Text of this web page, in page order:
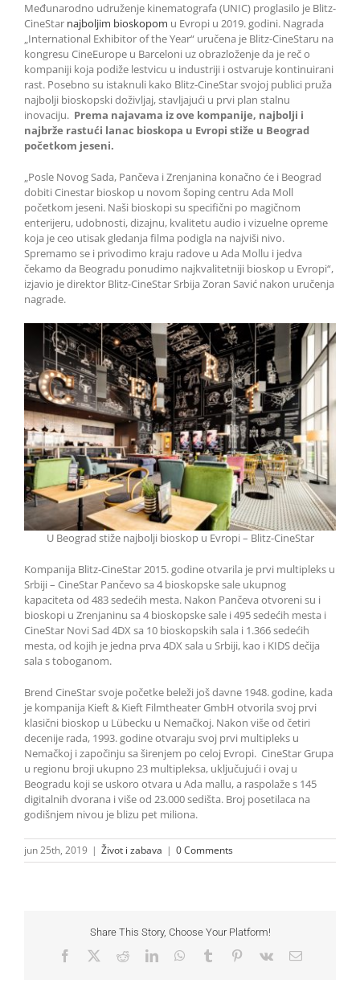
Međunarodno udruženje kinematografa (UNIC) proglasilo je Blitz-
CineStar najboljim bioskopom u Evropi u 2019. godini. Nagrada
„International Exhibitor of the Year“ uručena je Blitz-CineStaru na
kongresu CineEurope u Barceloni uz obrazloženje da je reč o
kompaniji koja podiže lestvicu u industriji i ostvaruje kontinuirani
rast. Posebno su istaknuli kako Blitz-CineStar svojoj publici pruža
najbolji bioskopski doživljaj, stavljajući u prvi plan stalnu
inovaciju. Prema najavama iz ove kompanije, najbolji i
najbrže rastući lanac bioskopa u Evropi stiže u Beograd
početkom jeseni.
„Posle Novog Sada, Pančeva i Zrenjanina konačno će i Beograd
dobiti Cinestar bioskop u novom šoping centru Ada Moll
početkom jeseni. Naši bioskopi su specifični po magičnom
enterijeru, udobnosti, dizajnu, kvalitetu audio i vizuelne opreme
koja je ceo utisak gledanja filma podigla na najviši nivo.
Spremamo se i privodimo kraju radove u Ada Mollu i jedva
čekamo da Beogradu ponudimo najkvalitetniji bioskop u Evropi“,
izjavio je direktor Blitz-CineStar Srbija Zoran Savić nakon uručenja
nagrade.
U Beograd stiže najbolji bioskop u Evropi – Blitz-CineStar
Kompanija Blitz-CineStar 2015. godine otvarila je prvi multipleks u
Srbiji – CineStar Pančevo sa 4 bioskopske sale ukupnog
kapaciteta od 483 sedećih mesta. Nakon Pančeva otvoreni su i
bioskopi u Zrenjaninu sa 4 bioskopske sale i 495 sedećih mesta i
CineStar Novi Sad 4DX sa 10 bioskopskih sala i 1.366 sedećih
mesta, od kojih je jedna prva 4DX sala u Srbiji, kao i KIDS dečija
sala s toboganom.
Brend CineStar svoje početke beleži još davne 1948. godine, kada
je kompanija Kieft & Kieft Filmtheater GmbH otvorila svoj prvi
klasični bioskop u Lübecku u Nemačkoj. Nakon više od četiri
decenije rada, 1993. godine otvaraju svoj prvi multipleks u
Nemačkoj i započinju sa širenjem po celoj Evropi. CineStar Grupa
u regionu broji ukupno 23 multipleksa, uključujući i ovaj u
Beogradu koji se uskoro otvara u Ada mallu, a raspolaže s 145
digitalnih dvorana i više od 23.000 sedišta. Broj posetilaca na
godišnjem nivou je blizu pet miliona.
jun 25th, 2019 | Život i zabava | 0 Comments
Share This Story, Choose Your Platform!
Facebook RedditLinkedInWhatsApp
Tumblr Pinterest
Vk Email